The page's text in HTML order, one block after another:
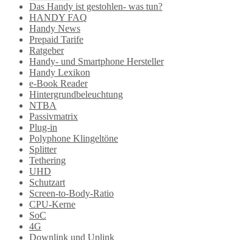
Das Handy ist gestohlen- was tun?
HANDY FAQ
Handy News
Prepaid Tarife
Ratgeber
Handy- und Smartphone Hersteller
Handy Lexikon
e-Book Reader
Hintergrundbeleuchtung
NTBA
Passivmatrix
Plug-in
Polyphone Klingeltöne
Splitter
Tethering
UHD
Schutzart
Screen-to-Body-Ratio
CPU-Kerne
SoC
4G
Downlink und Uplink